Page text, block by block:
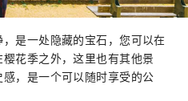
是一处隐藏的宝石，您可以在
花季之外，这里也有其他景
，是一个可以随时享受的公